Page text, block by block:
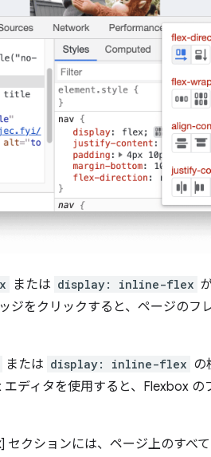
または display: inline-flex
ジをクリックすると、ページのフ
または display: inline-flex の
ディタを使用すると、Flexbox
] セクションには、ページ上のすべ